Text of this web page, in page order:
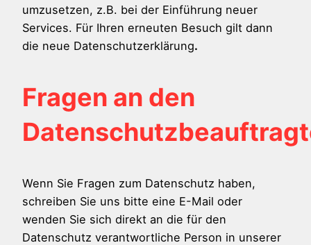
umzusetzen, z.B. bei der Einführung neuer
Services. Für Ihren erneuten Besuch gilt dann
die neue Datenschutzerklärung.
Fragen an den
Wenn Sie Fragen zum Datenschutz haben,
schreiben Sie uns bitte eine E-Mail oder
wenden Sie sich direkt an die für den
Datenschutz verantwortliche Person in unserer